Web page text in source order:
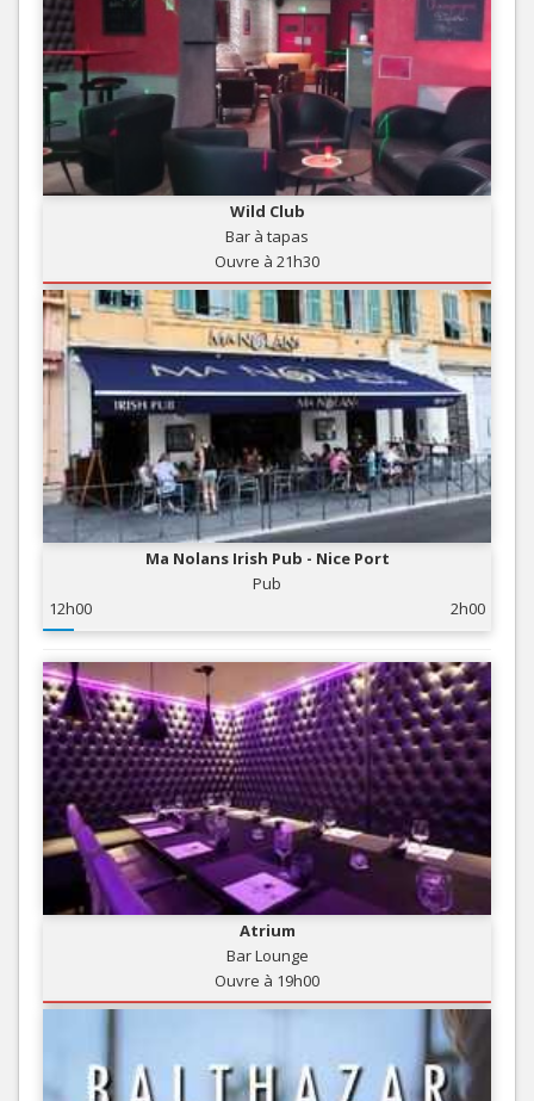
Wild Club
Bar à tapas
Ouvre à 21h30
Ma Nolans Irish Pub - Nice Port
Pub
12h00
2h00
Atrium
Bar Lounge
Ouvre à 19h00